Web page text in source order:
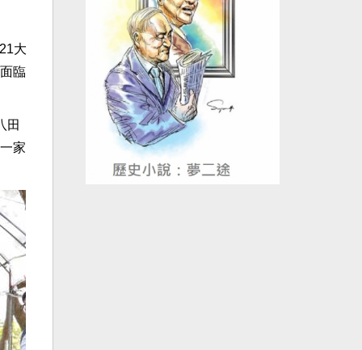
大
臨
田
家